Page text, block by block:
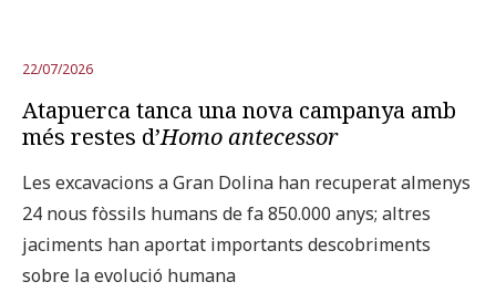
22/07/2026
Atapuerca tanca una nova campanya amb
més restes d’Homo antecessor
Les excavacions a Gran Dolina han recuperat almenys
24 nous fòssils humans de fa 850.000 anys; altres
jaciments han aportat importants descobriments
sobre la evolució humana